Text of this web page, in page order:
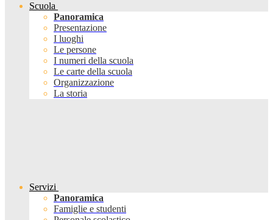
Scuola
Panoramica
Presentazione
I luoghi
Le persone
I numeri della scuola
Le carte della scuola
Organizzazione
La storia
Servizi
Panoramica
Famiglie e studenti